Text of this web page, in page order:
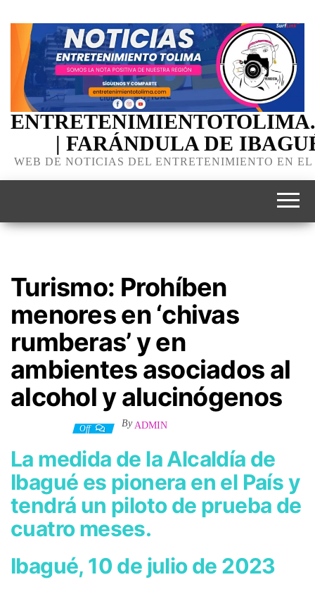
| FARÁNDULA DE
WEB DE NOTICIAS DEL ENTRETENIMIENTO EN
Turismo: Prohíben
menores en ‘chivas
rumberas’ y en
ambientes asociados al
alcohol y alucinógenos
Off By ADMIN
La medida de la Alcaldía de
Ibagué es pionera en el País y
tendrá un piloto de prueba de
cuatro meses.
Ibagué, 10 de julio de 2023